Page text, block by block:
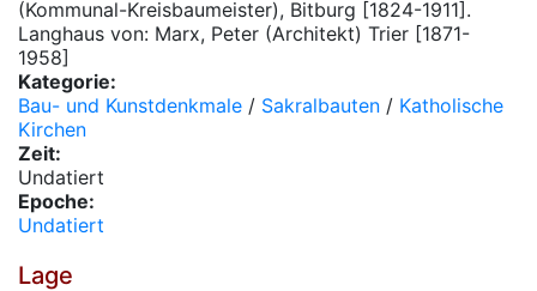
(Kommunal-Kreisbaumeister), Bitburg [1824-1911].
Langhaus von: Marx, Peter (Architekt) Trier [1871-
1958]
Kategorie:
Bau- und Kunstdenkmale / Sakralbauten / Katholische
Kirchen
Zeit:
Undatiert
Epoche:
Undatiert
Lage